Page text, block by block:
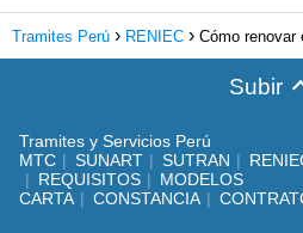
Tramites Perú RENIEC Cómo renovar
Subir
Tramites y Servicios Perú
MTC
SUNART SUTRAN
REQUISITOS
MODELOS
CARTA
CONSTANCIA